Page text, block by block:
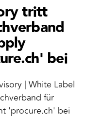
tritt
bei
| White Label
für
'procure.ch' bei